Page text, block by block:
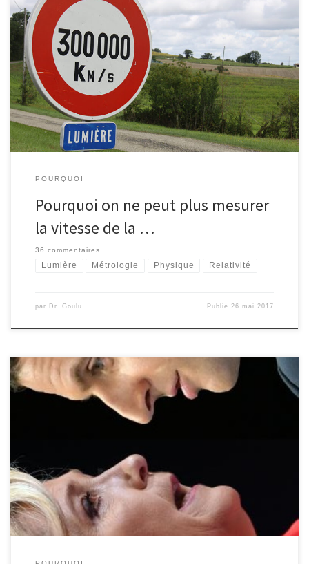
Sur Quora, il y a souvent des questions stupides. Par exemple,
quelqu’un a récemment demandé “Pourquoi on ne peut
techniquement pas mesurer la vitesse de la lumière ?“. Au
moment où j’hésitais entre “downvoter” la question ou répondre
“pfff, ben bien sur qu’on peut!” en étalant ma science sur Ole
Rømer (découvert grâce au livre “Longitude“) puisque tout le
monde connait déjà l'expérience de Fizeau, je suis tombé sur
cette réponse qui me colle une baffe : depuis 1983, on ne peut
plus mesurer la vitesse de la lumière !
POURQUOI
Pourquoi on ne peut plus mesurer
la vitesse de la …
36 commentaires
Lumière Métrologie Physique Relativité
par Dr. Goulu Publié26 mai 2017
Parmi les questions que je me suis posées lors du traditionnel
permettant d’y répondre : se pourrait-il que l’axe « libéral /
conservateur » * soit devenu prépondérant par rapport […]